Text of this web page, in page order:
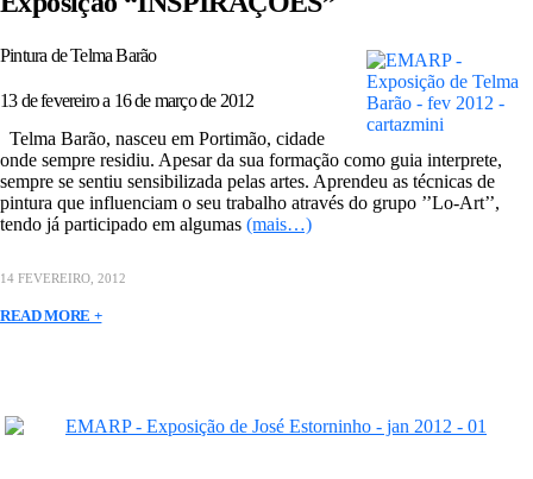
Pintura de Telma Barão
13 de fevereiro a 16 de março de 2012
Telma Barão, nasceu em Portimão, cidade
onde sempre residiu. Apesar da sua formação como guia interprete,
sempre se sentiu sensibilizada pelas artes. Aprendeu as técnicas de
pintura que influenciam o seu trabalho através do grupo ’’Lo-Art’’,
tendo já participado em algumas (mais…)
14 FEVEREIRO, 2012
READ MORE +